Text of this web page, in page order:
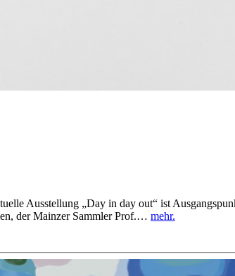
Ausstellung „Day in day out“ ist
der Mainzer Sammler Prof.… mehr.